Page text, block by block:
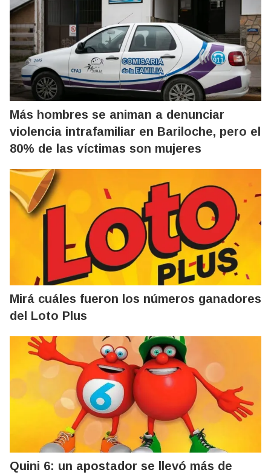
Más hombres se animan a denunciar
violencia intrafamiliar en Bariloche, pero el
80% de las víctimas son mujeres
Mirá cuáles fueron los números ganadores
del Loto Plus
Quini 6: un apostador se llevó más de